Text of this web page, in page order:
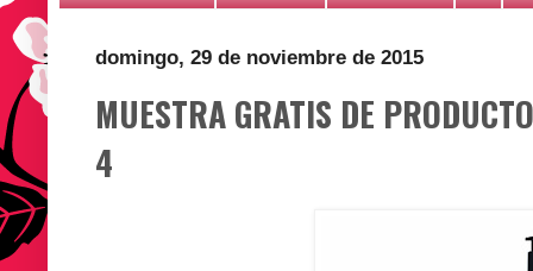
domingo, 29 de noviembre de 2015
MUESTRA GRATIS DE
4